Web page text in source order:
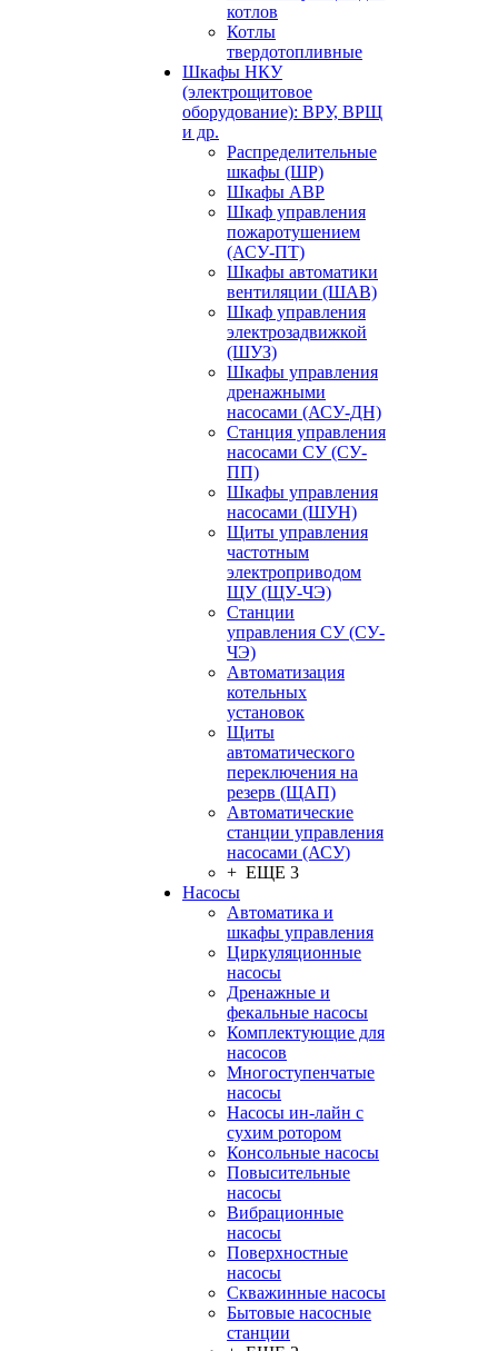
котлов
Котлы
твердотопливные
Шкафы НКУ
(электрощитовое
оборудование): ВРУ, ВРЩ
и др.
Распределительные
шкафы (ШР)
Шкафы АВР
Шкаф управления
пожаротушением
(АСУ-ПТ)
Шкафы автоматики
вентиляции (ШАВ)
Шкаф управления
электрозадвижкой
(ШУЗ)
Шкафы управления
дренажными
насосами (АСУ-ДН)
Станция управления
насосами СУ (СУ-
ПП)
Шкафы управления
насосами (ШУН)
Щиты управления
частотным
электроприводом
ЩУ (ЩУ-ЧЭ)
Станции
управления СУ (СУ-
ЧЭ)
Автоматизация
котельных
установок
Щиты
автоматического
переключения на
резерв (ЩАП)
Автоматические
станции управления
насосами (АСУ)
+ ЕЩЕ 3
Насосы
Автоматика и
шкафы управления
Циркуляционные
насосы
Дренажные и
фекальные насосы
Комплектующие для
насосов
Многоступенчатые
насосы
Насосы ин-лайн с
сухим ротором
Консольные насосы
Повысительные
насосы
Вибрационные
насосы
Поверхностные
насосы
Скважинные насосы
Бытовые насосные
станции